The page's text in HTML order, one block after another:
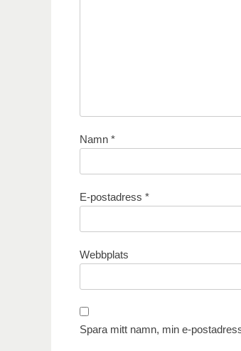
Namn *
E-postadress *
Webbplats
Spara mitt namn, min e-